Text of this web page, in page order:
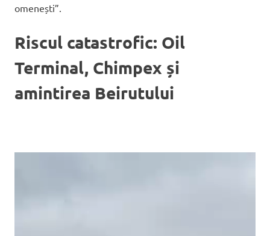
omenești”.
Riscul catastrofic: Oil
Terminal, Chimpex și
amintirea Beirutului